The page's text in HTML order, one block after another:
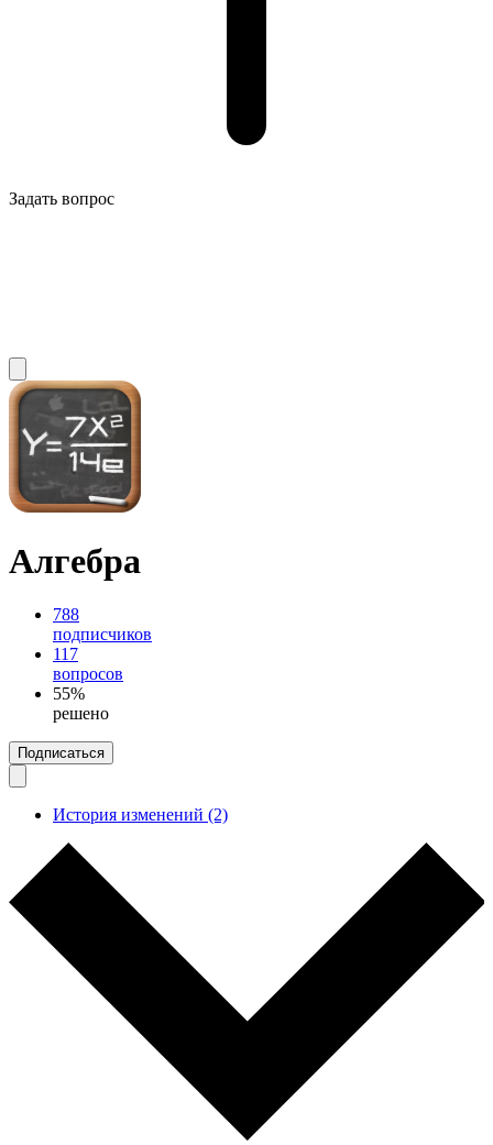
Задать вопрос
Алгебра
788
подписчиков
117
вопросов
55%
решено
Подписаться
История изменений (2)